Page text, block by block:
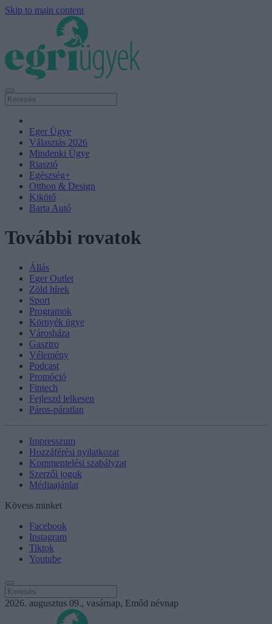
Skip to main content
Eger Ügye
Választás 2026
Mindenki Ügye
Riasztó
Egészség+
Otthon & Design
Kikötő
Barta Autó
További rovatok
Állás
Eger Outlet
Zöld hírek
Sport
Programok
Környék ügye
Városháza
Gasztro
Vélemény
Podcast
Promóció
Fintech
Fejleszd lelkesen
Páros-páratlan
Impresszum
Hozzáférési nyilatkozat
Kommentelési szabályzat
Szerzői jogok
Médiaajánlat
Kövess minket
Facebook
Instagram
Tiktok
Youtube
2026. augusztus 09., vasárnap, Emőd névnap